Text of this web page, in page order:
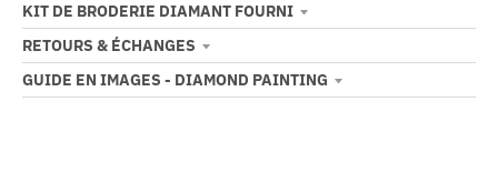
KIT DE BRODERIE DIAMANT FOURNI
RETOURS & ÉCHANGES
GUIDE EN IMAGES - DIAMOND PAINTING